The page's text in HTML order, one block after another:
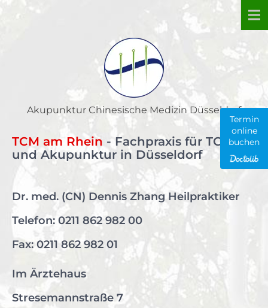
Akupunktur Chinesische Medizin Düsseldorf
TCM am Rhein - Fachpraxis für TCM
und Akupunktur in Düsseldorf
Dr. med. (CN) Dennis Zhang Heilpraktiker
Telefon: 0211 862 982 00
Fax: 0211 862 982 01
Im Ärztehaus
Stresemannstraße 7
Termin
online
buchen